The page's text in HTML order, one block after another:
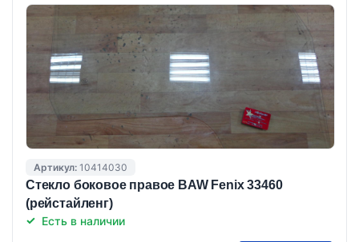
Артикул: 10414030
Стекло боковое правое BAW Fenix 33460
(рейстайленг)
Есть в наличии